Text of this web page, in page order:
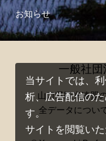
お知らせ
一般社
山口県観光連盟
全データについ
当サイトでは、
析、広告配信の
す。
サイトを閲覧い